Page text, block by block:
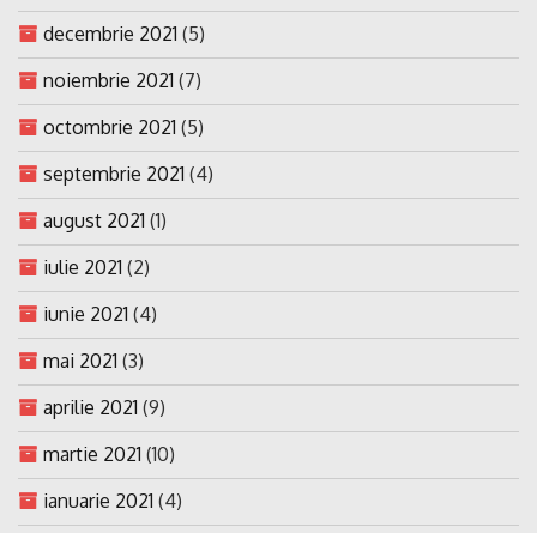
decembrie 2021 (5)
noiembrie 2021 (7)
octombrie 2021 (5)
septembrie 2021 (4)
august 2021 (1)
iulie 2021 (2)
iunie 2021 (4)
mai 2021 (3)
aprilie 2021 (9)
martie 2021 (10)
ianuarie 2021 (4)